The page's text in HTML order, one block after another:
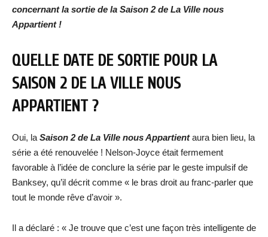
concernant la sortie de la Saison 2 de La Ville nous
Appartient !
QUELLE DATE DE SORTIE POUR LA
SAISON 2 DE LA VILLE NOUS
APPARTIENT ?
Oui, la Saison 2 de La Ville nous Appartientaura bien lieu, la
série a été renouvelée ! Nelson-Joyce était fermement
favorable à l’idée de conclure la série par le geste impulsif de
Banksey, qu’il décrit comme « le bras droit au franc-parler que
tout le monde rêve d’avoir ».
Il a déclaré : « Je trouve que c’est une façon très intelligente de